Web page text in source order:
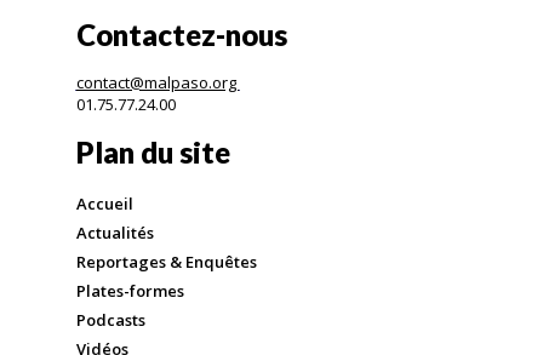
Contactez-nous
contact@malpaso.org
01.75.77.24.00
Plan du site
Accueil
Actualités
Reportages & Enquêtes
Plates-formes
Podcasts
Vidéos